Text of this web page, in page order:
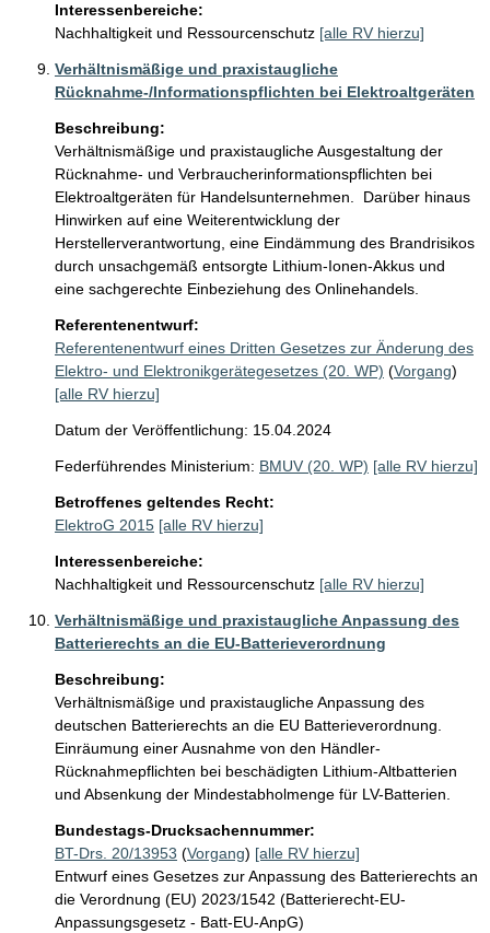
Interessenbereiche:
Nachhaltigkeit und Ressourcenschutz [alle RV hierzu]
Verhältnismäßige und praxistaugliche
Rücknahme-/Informationspflichten bei Elektroaltgeräten
Beschreibung:
Verhältnismäßige und praxistaugliche Ausgestaltung der
Rücknahme- und Verbraucherinformationspflichten bei
Elektroaltgeräten für Handelsunternehmen.  Darüber hinaus
Hinwirken auf eine Weiterentwicklung der
Herstellerverantwortung, eine Eindämmung des Brandrisikos
durch unsachgemäß entsorgte Lithium-Ionen-Akkus und
eine sachgerechte Einbeziehung des Onlinehandels.
Referentenentwurf:
Referentenentwurf eines Dritten Gesetzes zur Änderung des
Elektro- und Elektronikgerätegesetzes (20. WP) (Vorgang)
[alle RV hierzu]
Datum der Veröffentlichung: 15.04.2024
Federführendes Ministerium: BMUV (20. WP) [alle RV hierzu]
Betroffenes geltendes Recht:
ElektroG 2015 [alle RV hierzu]
Interessenbereiche:
Nachhaltigkeit und Ressourcenschutz [alle RV hierzu]
Verhältnismäßige und praxistaugliche Anpassung des
Batterierechts an die EU-Batterieverordnung
Beschreibung:
Verhältnismäßige und praxistaugliche Anpassung des
deutschen Batterierechts an die EU Batterieverordnung.
Einräumung einer Ausnahme von den Händler-
Rücknahmepflichten bei beschädigten Lithium-Altbatterien
und Absenkung der Mindestabholmenge für LV-Batterien.
Bundestags-Drucksachennummer:
BT-Drs. 20/13953 (Vorgang) [alle RV hierzu]
Entwurf eines Gesetzes zur Anpassung des Batterierechts an
die Verordnung (EU) 2023/1542 (Batterierecht-EU-
Anpassungsgesetz - Batt-EU-AnpG)